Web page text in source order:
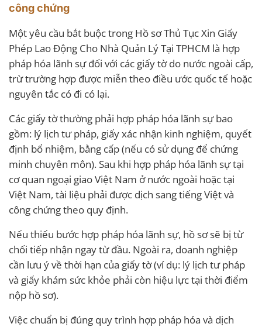
công chứng
Một yêu cầu bắt buộc trong Hồ sơ Thủ Tục Xin Giấy
Phép Lao Động Cho Nhà Quản Lý Tại TPHCM là hợp
pháp hóa lãnh sự đối với các giấy tờ do nước ngoài cấp,
trừ trường hợp được miễn theo điều ước quốc tế hoặc
nguyên tắc có đi có lại.
Các giấy tờ thường phải hợp pháp hóa lãnh sự bao
gồm: lý lịch tư pháp, giấy xác nhận kinh nghiệm, quyết
định bổ nhiệm, bằng cấp (nếu có sử dụng để chứng
minh chuyên môn). Sau khi hợp pháp hóa lãnh sự tại
cơ quan ngoại giao Việt Nam ở nước ngoài hoặc tại
Việt Nam, tài liệu phải được dịch sang tiếng Việt và
công chứng theo quy định.
Nếu thiếu bước hợp pháp hóa lãnh sự, hồ sơ sẽ bị từ
chối tiếp nhận ngay từ đầu. Ngoài ra, doanh nghiệp
cần lưu ý về thời hạn của giấy tờ (ví dụ: lý lịch tư pháp
và giấy khám sức khỏe phải còn hiệu lực tại thời điểm
nộp hồ sơ).
Việc chuẩn bị đúng quy trình hợp pháp hóa và dịch